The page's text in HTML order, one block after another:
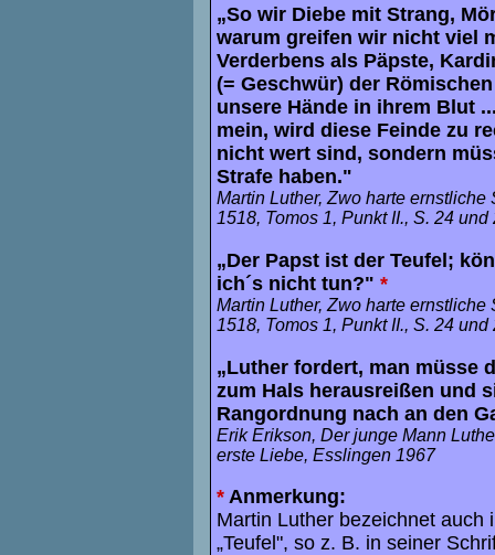
„So wir Diebe mit Strang,
warum greifen wir nicht viel
Verderbens als Päpste,
(= Geschwür) der
unsere Hände in ihrem Blut
mein, wird diese Feinde zu
nicht wert sind, sondern
Strafe haben."
Martin Luther, Zwo harte
1518, Tomos 1, Punkt II., S. 24 und
„Der Papst ist der Teufel;
ich´s nicht tun?" *
Martin Luther, Zwo harte
1518, Tomos 1, Punkt II., S. 24 und
„Luther fordert, man müsse
zum Hals herausreißen und
Rangordnung nach an den
Erik Erikson, Der junge Mann
erste Liebe, Esslingen 1967
* Anmerkung:
Martin Luther bezeichnet auch
„Teufel", so z. B. in seiner